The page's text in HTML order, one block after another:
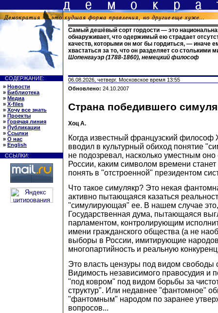
Самый дешёвый сорт гордости — это
обнаруживает, что одержимый ею страдает
качеств, которыми он мог бы гордиться, — иначе
хвастаться за то, что он разделяет со столькими
Шопенгауэр (1788-1860), немецкий философ
СОДЕРЖАНИЕ:
» Новости
» Библиотека
» Медиа
» X-files
» Хочу все знать
» Проекты
» Горячая линия
» Публикации
» Ссылки
» О нас
» English
ССЫЛКИ:
06.08.2026, четверг. Московское время 13:55
Обновлено: 24.10.2007
Страна победившего
Хоц А.
Когда известный французский
вводил в культурный обиход понятие
не подозревал, насколько уместным оно
России, каким символом времени
понять в "отстроенной" президентом
Что такое симулякр? Это некая
активно пытающаяся казаться
"симулирующая" ее. В нашем случае
Государственная дума, пытающаяся
парламентом, контролирующим
имени гражданского общества (а не
выборы в России, имитирующие
многопартийность и реальную
Это власть цензуры под видом свободы
Видимость независимого правосудия и
"под ковром" под видом борьбы за
структур". Или недавнее "фантомное"
"фантомным" народом по заранее
вопросов...